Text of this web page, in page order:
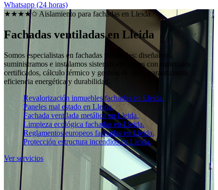
Whatsapp (24 horas)
★★★★✩ Aislamiento para fachadas en Lleida
Fachadas ventiladas en Lleida
Somos especialistas en fachadas ventiladas: diseñamos,
suministramos e instalamos sistemas eficientes con materiales
certificados, cálculo térmico y gestión de obra, garantizando
eficiencia energética y durabilidad.
Revalorización inmuebles fachadas en Lleida.
Paneles mal estado en Lleida.
Fachada ventilada metálica en Lleida.
Limpieza ecológica fachadas en Lleida.
Reglamentos europeos fachadas en Lleida.
Protección estructura incendios en Lleida.
Ver servicios